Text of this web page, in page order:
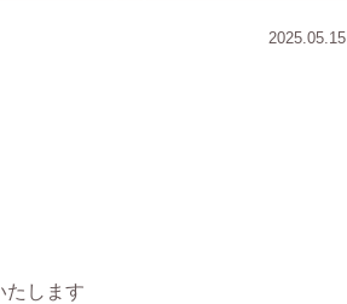
2025.05.15
たします